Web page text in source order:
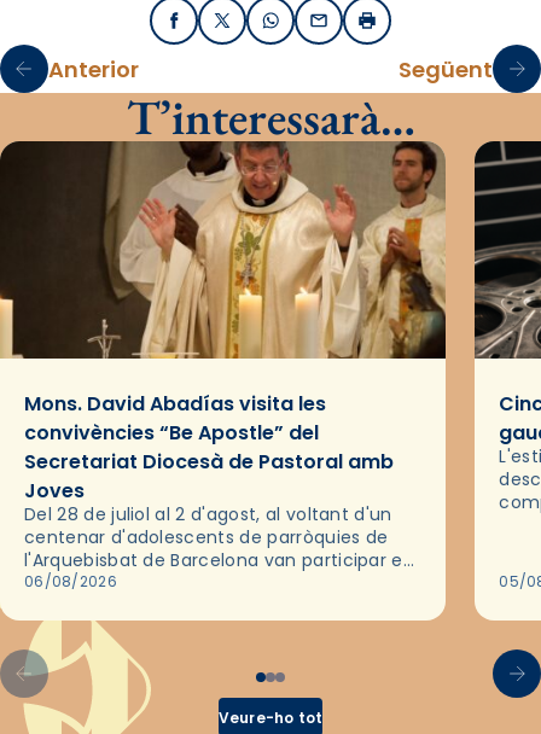
FacebookX / TwitterWhatsApp
EmailImprimir
Anterior Següent
T’interessarà…
Mons. David Abadías visita les
convivències “Be Apostle” del
Secretariat Diocesà de Pastoral amb
Joves
Del 28 de juliol al 2 d'agost, al voltant d'un
centenar d'adolescents de parròquies de
l'Arquebisbat de Barcelona van participar en
les convivències Be Apostle, organitzades
06/08/2026 05/
Veure-ho tot